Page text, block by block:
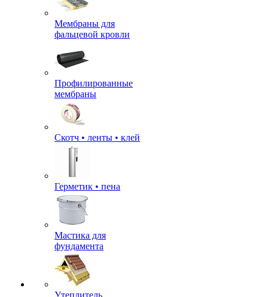
Мембраны для
фальцевой кровли
Профилированные
мембраны
Скотч • ленты • клей
Герметик • пена
Мастика для
фундамента
Утеплитель